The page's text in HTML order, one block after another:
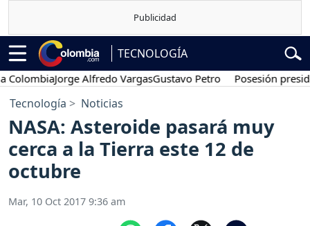
TECNOLOGÍA
Jorge Alfredo VargasGustavo Petro Posesión presidencial
Tecnología Noticias
NASA: Asteroide pasará muy
cerca a la Tierra este 12 de
octubre
Mar, 10 Oct 2017 9:36 am